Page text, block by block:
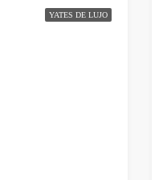
YATES DE LUJO